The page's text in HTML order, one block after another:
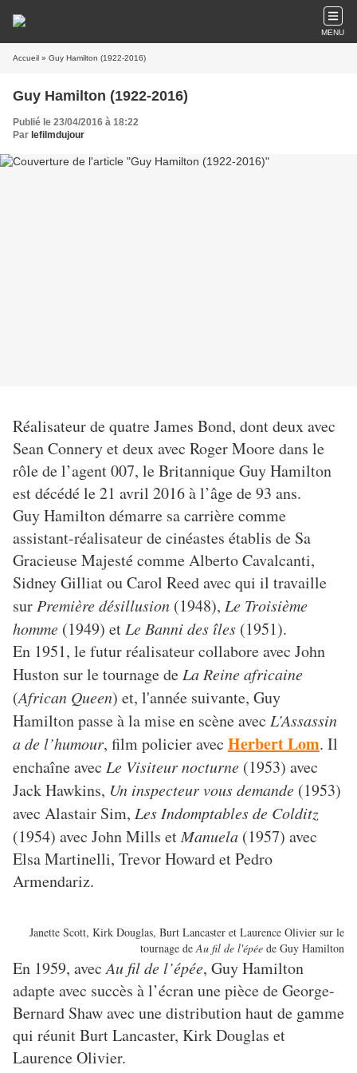
MENU
Accueil » Guy Hamilton (1922-2016)
Guy Hamilton (1922-2016)
Publié le 23/04/2016 à 18:22
Par lefilmdujour
Réalisateur de quatre James Bond, dont deux avec
Sean Connery et deux avec Roger Moore dans le
rôle de l’agent 007, le Britannique Guy Hamilton
est décédé le 21 avril 2016 à l’âge de 93 ans.
Guy Hamilton démarre sa carrière comme
assistant-réalisateur de cinéastes établis de Sa
Gracieuse Majesté comme Alberto Cavalcanti,
Sidney Gilliat ou Carol Reed avec qui il travaille
sur Première désillusion (1948), Le Troisième
homme (1949) et Le Banni des îles (1951).
En 1951, le futur réalisateur collabore avec John
Huston sur le tournage de La Reine africaine
(African Queen) et, l'année suivante, Guy
Hamilton passe à la mise en scène avec L’Assassin
a de l’humour, film policier avec Herbert Lom. Il
enchaîne avec Le Visiteur nocturne (1953) avec
Jack Hawkins, Un inspecteur vous demande (1953)
avec Alastair Sim, Les Indomptables de Colditz
(1954) avec John Mills etManuela (1957) avec
Elsa Martinelli, Trevor Howard et Pedro
Armendariz.
Janette Scott, Kirk Douglas, Burt Lancaster et Laurence Olivier sur le
tournage deAu fil de l'épée de Guy Hamilton
En 1959, avecAu fil de l’épée, Guy Hamilton
adapte avec succès à l’écran une pièce de George-
Bernard Shaw avec une distribution haut de gamme
qui réunit Burt Lancaster, Kirk Douglas et
Laurence Olivier.